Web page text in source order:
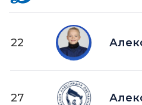
22
27